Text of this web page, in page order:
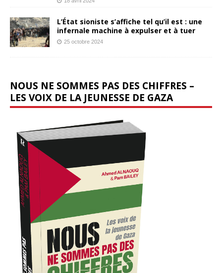
L’État sioniste s’affiche tel qu’il est : une
infernale machine à expulser et à tuer
25 octobre 2024
NOUS NE SOMMES PAS DES CHIFFRES –
LES VOIX DE LA JEUNESSE DE GAZA